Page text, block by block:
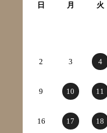
日 月 火
2 3 4
9 10 11
16 17 18